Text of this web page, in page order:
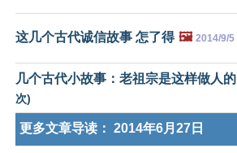
这几个古代诚信故事 怎了得 🖼️ 2014/9/5
几个古代小故事：老祖宗是这样做人的
次)
更多文章导读： 2014年6月27日